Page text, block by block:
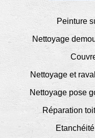
Peinture
Nettoyage
Nettoyage et
Nettoyage pose
Réparation